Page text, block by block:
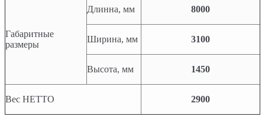
Габаритные
размеры
Длинна, мм 8000
Ширина, мм 3100
Высота, мм 1450
Вес НЕТТО 2900